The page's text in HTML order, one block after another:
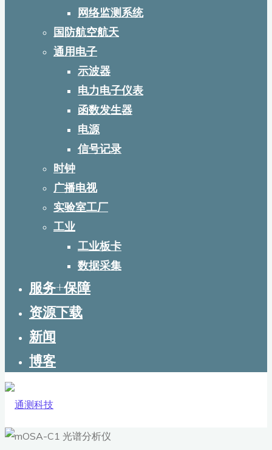
网络监测系统
国防航空航天
通用电子
示波器
电力电子仪表
函数发生器
电源
信号记录
时钟
广播电视
实验室工厂
工业
工业板卡
数据采集
服务+保障
资源下载
新闻
博客